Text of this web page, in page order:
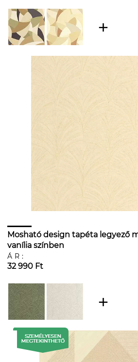
Mosható design tapéta legyező
vanília színben
ÁR:
32 990 Ft